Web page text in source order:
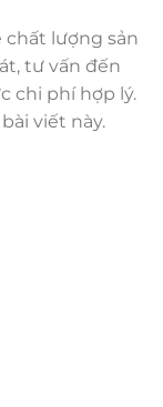
chất lượng sản
tư vấn đến
chi phí hợp lý.
viết này.